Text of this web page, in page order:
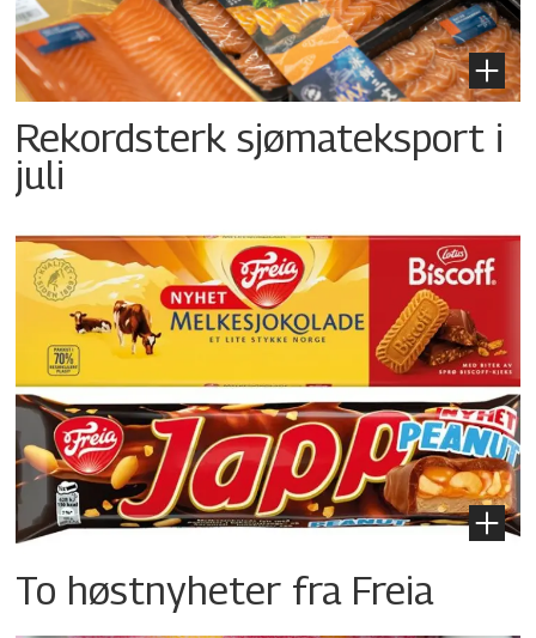
Rekordsterk sjømateksport i
juli
To høstnyheter fra Freia